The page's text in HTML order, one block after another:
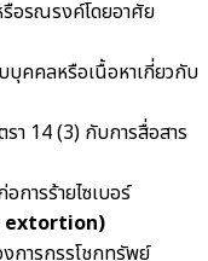
รือรณรงค์โดยอาศัย
คคลหรือเนื้อหาเกี่ยวกับ
า 14 (3) กับการสื่อสาร
การร้ายไซเบอร์
extortion)
การกรรโชกทรัพย์